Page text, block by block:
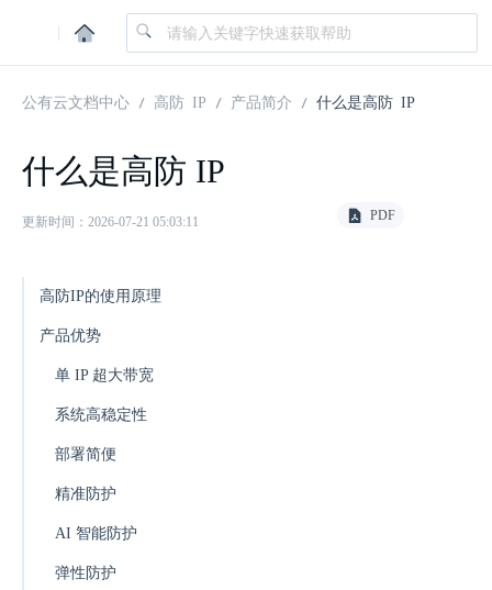
|
公有云文档中心 高防 IP 产品简介 什么是高防 IP
什么是高防 IP
更新时间：2026-07-21 05:03:11 PDF
高防IP的使用原理
产品优势
单 IP 超大带宽
系统高稳定性
部署简便
精准防护
AI 智能防护
弹性防护